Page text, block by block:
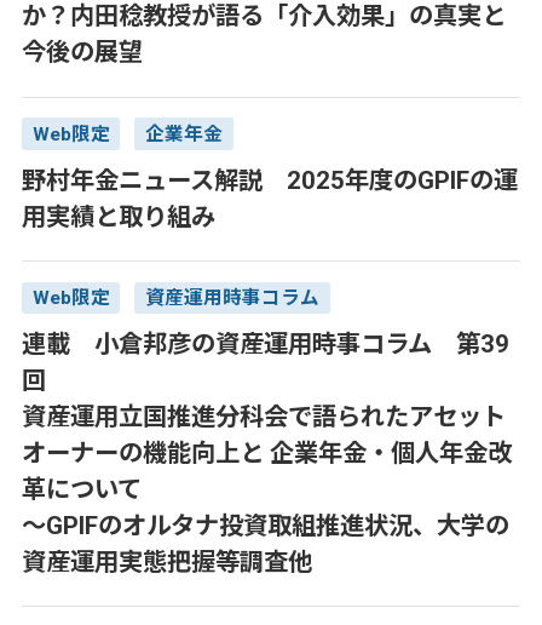
か？内田稔教授が語る「介入効果」の真実と
今後の展望
Web限定 企業年金
野村年金ニュース解説 2025年度のGPIFの運
用実績と取り組み
Web限定 資産運用時事コラム
連載 小倉邦彦の資産運用時事コラム 第39
回
資産運用立国推進分科会で語られたアセット
オーナーの機能向上と 企業年金・個人年金改
革について
～GPIFのオルタナ投資取組推進状況、大学の
資産運用実態把握等調査他